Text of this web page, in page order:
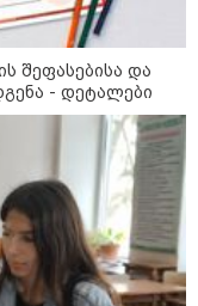
გვახსოვს
გოგონა, ვისაც
ავიწროებდა
ასეთი
000 ლარს
სახალხოდ
ავალიანის
ავრცელებს
შეფასებისა და
- დეტალები